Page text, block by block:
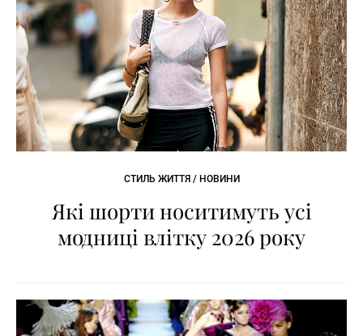
СТИЛЬ ЖИТТЯ / НОВИНИ
Які шорти носитимуть усі
модниці влітку 2026 року